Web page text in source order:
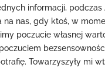
informacji,
na nas, gdy ktoś, w
poczucie własnej
Towarzyszyły mi